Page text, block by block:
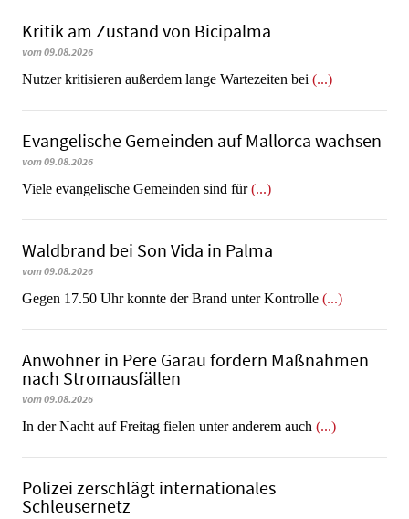
Kritik am Zustand von Bicipalma
vom 09.08.2026
Nutzer kritisieren außerdem lange Wartezeiten bei (...)
Evangelische Gemeinden auf Mallorca wachsen
vom 09.08.2026
Viele evangelische Gemeinden sind für(...)
Waldbrand bei Son Vida in Palma
vom 09.08.2026
Gegen 17.50 Uhr konnte der Brand unter Kontrolle (...)
Anwohner in Pere Garau fordern Maßnahmen
nach Stromausfällen
vom 09.08.2026
In der Nacht auf Freitag fielen unter anderem auch (...)
Polizei zerschlägt internationales
Schleusernetz